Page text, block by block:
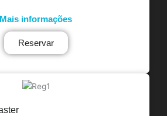
Mais informações
Reservar